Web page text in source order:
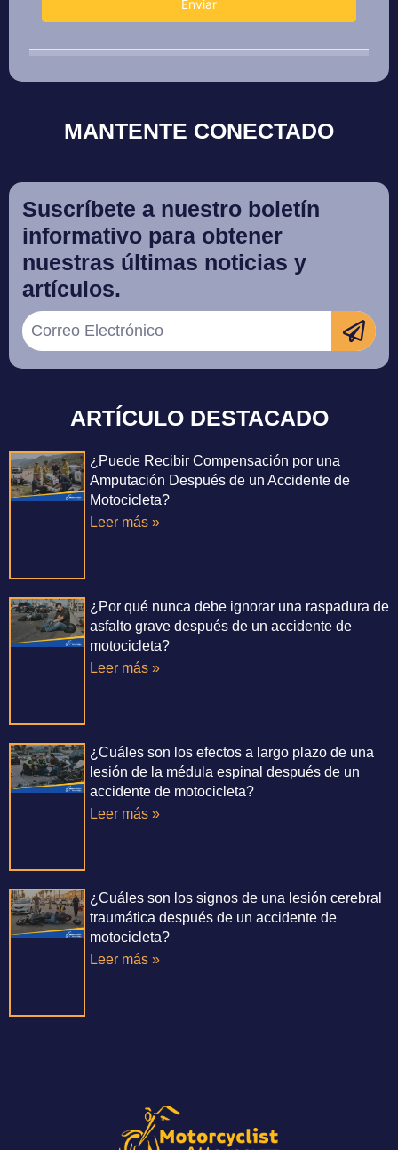
MANTENTE CONECTADO
Suscríbete a nuestro boletín
informativo para obtener
nuestras últimas noticias y
artículos.
ARTÍCULO DESTACADO
¿Puede Recibir Compensación por una
Amputación Después de un Accidente de
Motocicleta?
Leer más »
¿Por qué nunca debe ignorar una raspadura de
asfalto grave después de un accidente de
motocicleta?
Leer más »
¿Cuáles son los efectos a largo plazo de una
lesión de la médula espinal después de un
accidente de motocicleta?
Leer más »
¿Cuáles son los signos de una lesión cerebral
traumática después de un accidente de
motocicleta?
Leer más »